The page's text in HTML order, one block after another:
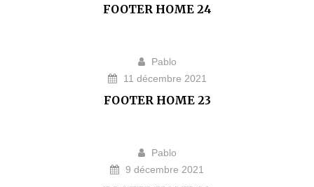
FOOTER HOME 24
Pablo
11 décembre 2021
FOOTER HOME 23
Pablo
9 décembre 2021